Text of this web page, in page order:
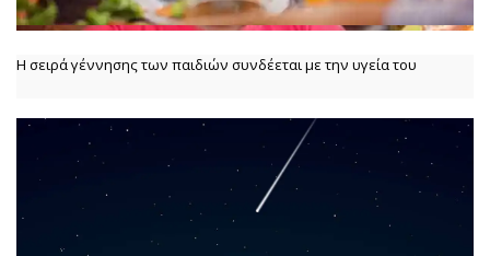
Η σειρά γέννησης των παιδιών συνδέεται με την υγεία του